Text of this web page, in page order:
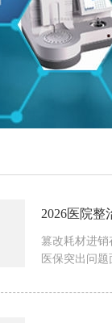
2026医院整
篡改耗材进
医保突出问